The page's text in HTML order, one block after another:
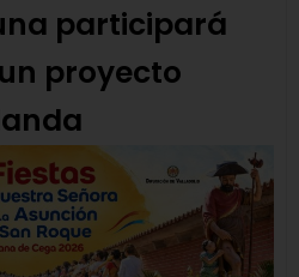
participará
proyecto